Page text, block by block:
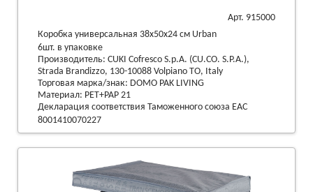
Арт. 915000
Коробка универсальная 38х50х24 см Urban
6шт. в упаковке
Производитель: CUKI Cofresco S.p.A. (CU.CO. S.P.A.),
Strada Brandizzo, 130-10088 Volpiano TO, Italy
Торговая марка/знак: DOMO PAK LIVING
Материал: PET+PAP 21
Декларация соответствия Таможенного союза EAC
8001410070227